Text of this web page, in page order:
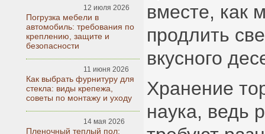
12 июля 2026
Погрузка мебели в
автомобиль: требования по
креплению, защите и
безопасности
11 июня 2026
Как выбрать фурнитуру для
стекла: виды крепежа,
советы по монтажу и уходу
14 мая 2026
Пленочный теплый пол:
вместе, как
продлить
вкусного
Хранение
наука, ведь